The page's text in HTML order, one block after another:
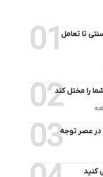
از ارزیابی سنتی تا تعامل
را مختل کند
در عصر توجه
کنید